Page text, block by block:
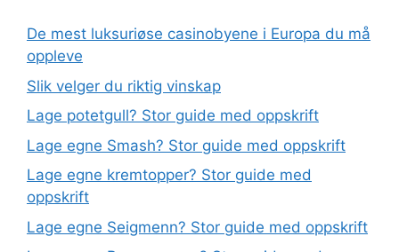
De mest luksuriøse casinobyene i Europa du må
oppleve
Slik velger du riktig vinskap
Lage potetgull? Stor guide med oppskrift
Lage egne Smash? Stor guide med oppskrift
Lage egne kremtopper? Stor guide med
oppskrift
Lage egne Seigmenn? Stor guide med oppskrift